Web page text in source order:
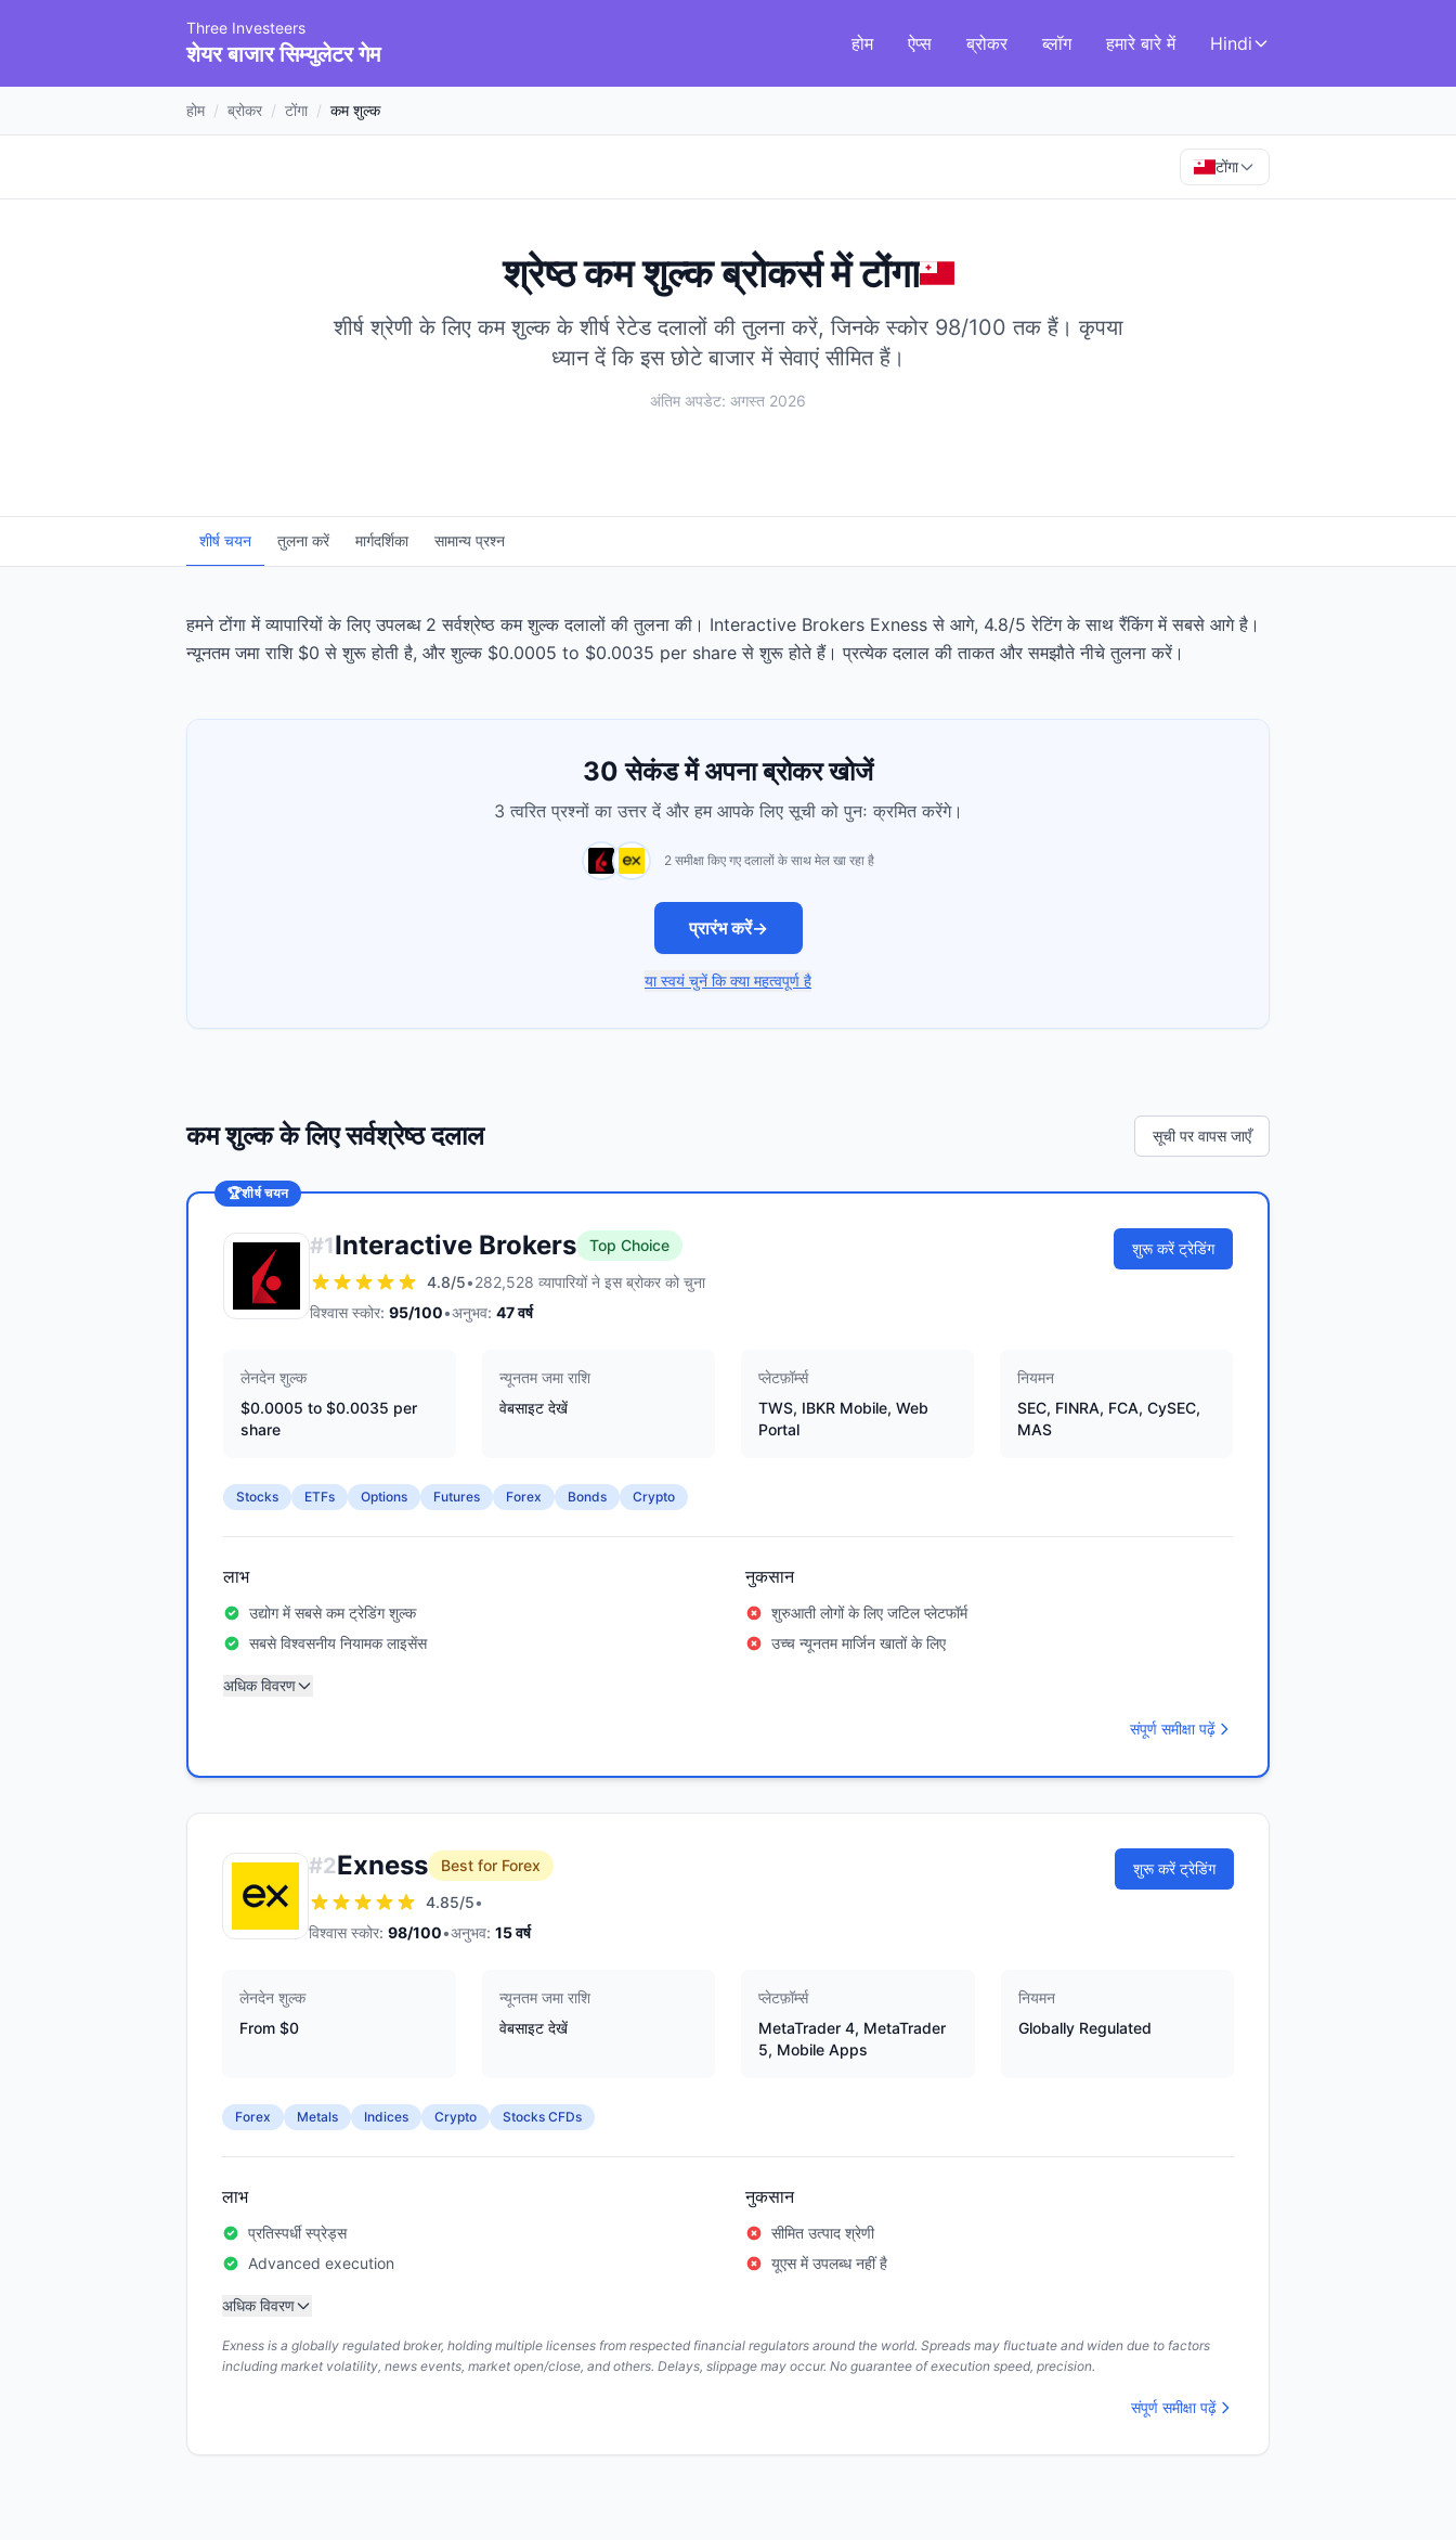
Three Investeers
शेयर बाजार सिम्युलेटर गेम होम ऐप्स ब्रोकर ब्लॉग हमारे बारे में Hindi
होम / ब्रोकर / टोंगा / कम शुल्क
टोंगा
श्रेष्ठ कम शुल्क ब्रोकर्समेंटोंगा
शीर्ष श्रेणी के लिए कम शुल्क के शीर्ष रेटेड दलालों की तुलना करें, जिनके स्कोर 98/100 तक हैं। कृपया
ध्यान दें कि इस छोटे बाजार में सेवाएं सीमित हैं।
अंतिम अपडेट: अगस्त 2026
शीर्ष चयन तुलना करें मार्गदर्शिका सामान्य प्रश्न
हमने टोंगा में व्यापारियों के लिए उपलब्ध 2 सर्वश्रेष्ठ कम शुल्क दलालों की तुलना की। Interactive Brokers Exness से आगे, 4.8/5 रेटिंग के साथ रैंकिंग में सबसे आगे है।
न्यूनतम जमा राशि $0 से शुरू होती है, और शुल्क $0.0005 to $0.0035 per share से शुरू होते हैं। प्रत्येक दलाल की ताकत और समझौते नीचे तुलना करें।
30 सेकंड में अपना ब्रोकर खोजें
3 त्वरित प्रश्नों का उत्तर दें और हम आपके लिए सूची को पुनः क्रमित करेंगे।
2 समीक्षा किए गए दलालों के साथ मेल खा रहा है
प्रारंभ करें→
या स्वयं चुनें कि क्या महत्वपूर्ण है
कम शुल्क के लिए सर्वश्रेष्ठ दलाल सूची पर वापस जाएँ
🏆शीर्ष चयन
#1Interactive Brokers
Top Choice
4.8/5•282,528 व्यापारियों ने इस ब्रोकर को चुना
विश्वास स्कोर: 95/100•अनुभव: 47वर्ष
शुरू करें ट्रेडिंग
लेनदेन शुल्क
$0.0005 to $0.0035 per
share
न्यूनतम जमा राशि
वेबसाइट देखें
प्लेटफ़ॉर्म्स
TWS, IBKR Mobile, Web
Portal
नियमन
SEC, FINRA, FCA, CySEC,
MAS
Stocks ETFs Options Futures Forex Bonds Crypto
लाभ
उद्योग में सबसे कम ट्रेडिंग शुल्क
सबसे विश्वसनीय नियामक लाइसेंस
नुकसान
शुरुआती लोगों के लिए जटिल प्लेटफॉर्म
उच्च न्यूनतम मार्जिन खातों के लिए
अधिक विवरण
संपूर्ण समीक्षा पढ़ें
#2Exness
Best for Forex
4.85/5•
विश्वास स्कोर: 98/100•अनुभव: 15वर्ष
शुरू करें ट्रेडिंग
लेनदेन शुल्क
From $0
न्यूनतम जमा राशि
वेबसाइट देखें
प्लेटफ़ॉर्म्स
MetaTrader 4, MetaTrader
5, Mobile Apps
नियमन
Globally Regulated
Forex Metals Indices Crypto Stocks CFDs
लाभ
प्रतिस्पर्धी स्प्रेड्स
Advanced execution
नुकसान
सीमित उत्पाद श्रेणी
यूएस में उपलब्ध नहीं है
अधिक विवरण
Exness is a globally regulated broker, holding multiple licenses from respected financial regulators around the world. Spreads may fluctuate and widen due to factors
including market volatility, news events, market open/close, and others. Delays, slippage may occur. No guarantee of execution speed, precision.
संपूर्ण समीक्षा पढ़ें